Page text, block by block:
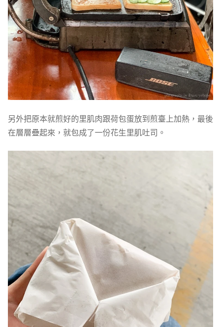
另外把原本就煎好的里肌肉跟荷包蛋放到煎臺上加熱，最後
在層層疊起來，就包成了一份花生里肌吐司。